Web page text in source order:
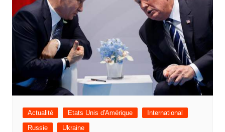
Actualité Etats Unis d'Amérique
International
Russie
Ukraine